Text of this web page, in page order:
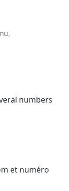
numbers
et numéro